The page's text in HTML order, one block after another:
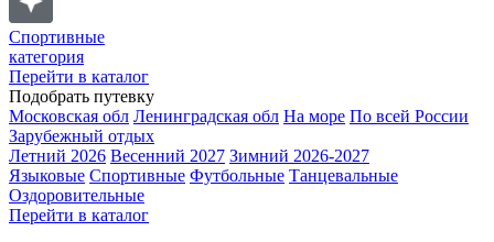
Спортивные
категория
Перейти в каталог
Подобрать путевку
Московская обл Ленинградская обл На море По всей России
Зарубежный отдых
Летний 2026 Весенний 2027 Зимний 2026-2027
Языковые Спортивные Футбольные Танцевальные
Оздоровительные
Перейти в каталог